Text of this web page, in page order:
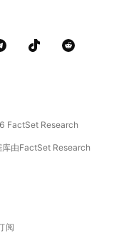
FactSet Research
由FactSet Research
阅